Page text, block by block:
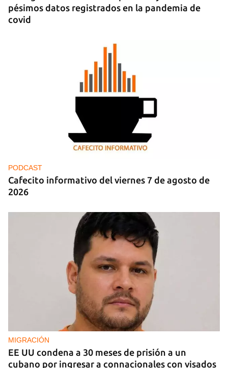
pésimos datos registrados en la pandemia de
covid
PODCAST
Cafecito informativo del viernes 7 de agosto de
2026
MIGRACIÓN
EE UU condena a 30 meses de prisión a un
cubano por ingresar a connacionales con visados